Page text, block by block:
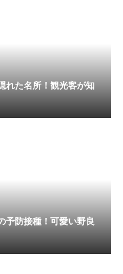
れた名所！観光客が知
予防接種！可愛い野良